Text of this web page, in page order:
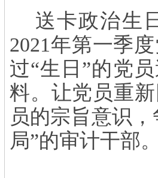
送卡政治生
2021年第一季
过“生日”的党
料。让党员重
员的宗旨意识
局”的审计干部